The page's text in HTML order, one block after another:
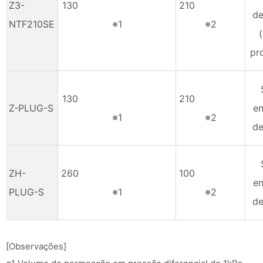
Z3-
NTF210SE
130
※1
210
※2
Z-PLUG-S
130
※1
210
※2
ZH-
PLUG-S
260
※1
100
※2
[Observações]